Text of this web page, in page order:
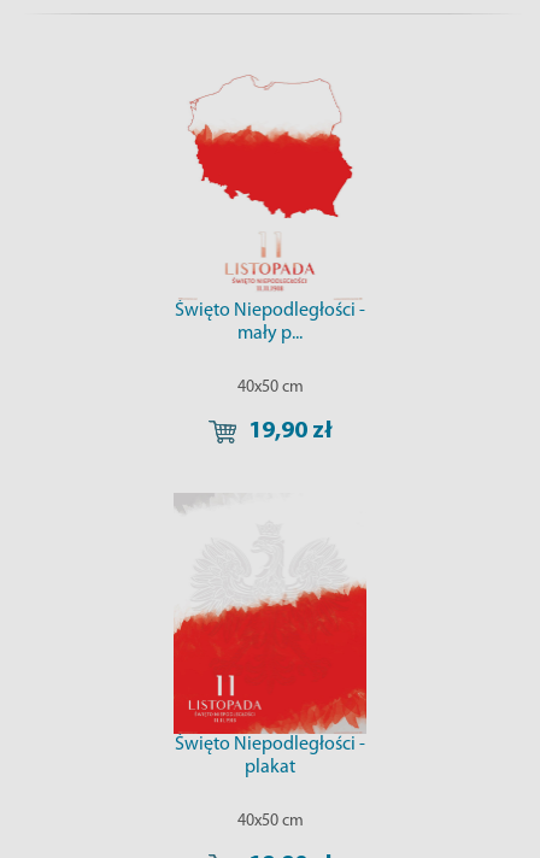
Święto Niepodległości -
mały p...
40x50 cm
19,90 zł
Święto Niepodległości -
plakat
40x50 cm